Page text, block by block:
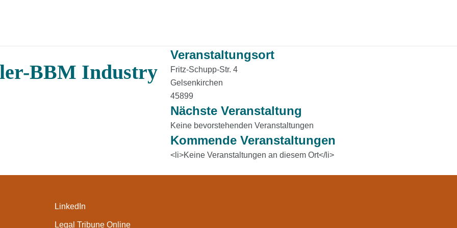
BBM Industry
Veranstaltungsort
Fritz-Schupp-Str. 4
Gelsenkirchen
45899
Nächste Veranstaltung
Keine bevorstehenden Veranstaltungen
Kommende Veranstaltungen
<li>Keine Veranstaltungen an diesem Ort</li>
LinkedIn
Legal Tribune Online